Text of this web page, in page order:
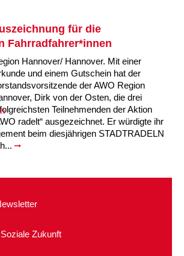
für die
Fahrradfahrer*innen
Hannover/ Hannover. Mit einer
und einem Gutschein hat der
der AWO Region
Dirk von der Osten, die drei
Teilnehmenden der Aktion
radelt“ ausgezeichnet. Er würdigte ihr
beim diesjährigen STADTRADELN
Zukunft